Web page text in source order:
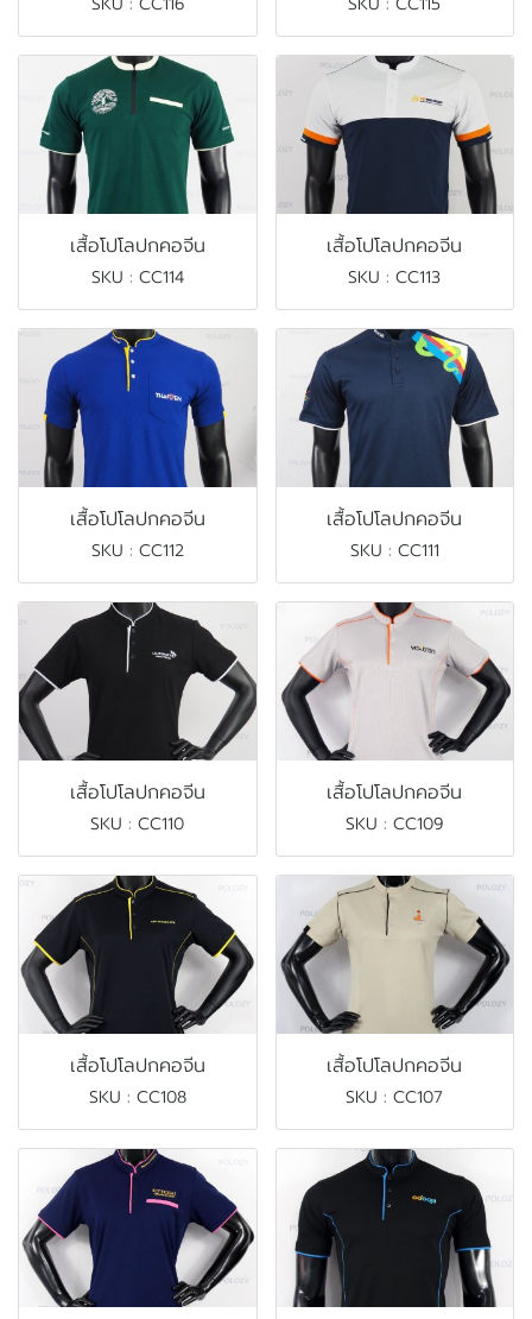
เสื้อโปโลปกคอจีน
SKU : CC114
เสื้อโปโลปกคอจีน
SKU : CC113
เสื้อโปโลปกคอจีน
SKU : CC112
เสื้อโปโลปกคอจีน
SKU : CC111
เสื้อโปโลปกคอจีน
SKU : CC110
เสื้อโปโลปกคอจีน
SKU : CC109
เสื้อโปโลปกคอจีน
SKU : CC108
เสื้อโปโลปกคอจีน
SKU : CC107